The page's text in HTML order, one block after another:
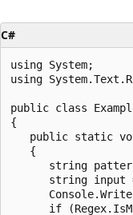
C#
using System;
using
public class
{
public static
   {
string
string input
if